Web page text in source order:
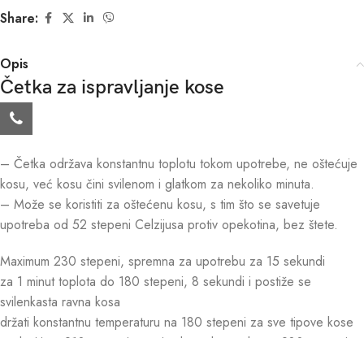
Share:
Opis
Četka za ispravljanje kose
– Četka održava konstantnu toplotu tokom upotrebe, ne oštećuje
kosu, već kosu čini svilenom i glatkom za nekoliko minuta.
– Može se koristiti za oštećenu kosu, s tim što se savetuje
upotreba od 52 stepeni Celzijusa protiv opekotina, bez štete.
Maximum 230 stepeni, spremna za upotrebu za 15 sekundi
za 1 minut toplota do 180 stepeni, 8 sekundi i postiže se
svilenkasta ravna kosa
držati konstantnu temperaturu na 180 stepeni za sve tipove kose